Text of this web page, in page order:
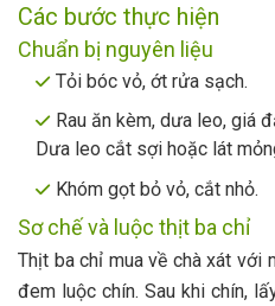
Các bước thực hiện
Chuẩn bị nguyên liệu
Tỏi bóc vỏ, ớt rửa sạch.
Rau ăn kèm, dưa leo, giá
Dưa leo cắt sợi hoặc lát
Khóm gọt bỏ vỏ, cắt nhỏ.
Sơ chế và luộc thịt ba chỉ
Thịt ba chỉ mua về chà xát với
đem luộc chín. Sau khi chín,